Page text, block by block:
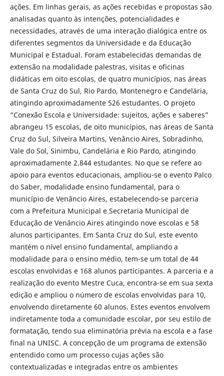
ações. Em linhas gerais, as ações recebidas e propostas são
analisadas quanto às intenções, potencialidades e
necessidades, através de uma interação dialógica entre os
diferentes segmentos da Universidade e da Educação
Municipal e Estadual. Foram estabelecidas demandas de
extensão na modalidade palestras, visitas e oficinas
didáticas em oito escolas, de quatro municípios, nas áreas
de Santa Cruz do Sul, Rio Pardo, Montenegro e Candelária,
atingindo aproximadamente 526 estudantes. O projeto
“Conexão Escola e Universidade: sujeitos, ações e saberes”
abrangeu 15 escolas, de oito municípios, nas áreas de Santa
Cruz do Sul, Silveira Martins, Venâncio Aires, Sobradinho,
Vale do Sol, Sinimbu, Candelária e Rio Pardo, atingindo
aproximadamente 2.844 estudantes. No que se refere ao
apoio para eventos educacionais, ampliou-se o evento Palco
do Saber, modalidade ensino fundamental, para o
município de Venâncio Aires, estabelecendo-se parceria
com a Prefeitura Municipal e Secretaria Municipal de
Educação de Venâncio Aires atingindo nove escolas e 58
alunos participantes. Em Santa Cruz do Sul, este evento
mantém o nível ensino fundamental, ampliando a
modalidade para o ensino médio, tem-se um total de 44
escolas envolvidas e 168 alunos participantes. A parceria e a
realização do evento Mestre Cuca, encontra-se em sua sexta
edição e ampliou o número de escolas envolvidas para 10,
envolvendo diretamente 60 alunos. Estes eventos envolvem
indiretamente toda a comunidade escolar, por seu estilo de
formatação, tendo sua eliminatória prévia na escola e a fase
final na UNISC. A concepção de um programa de extensão
entendido como um processo cujas ações são
contextualizadas e integradas entre os ambientes